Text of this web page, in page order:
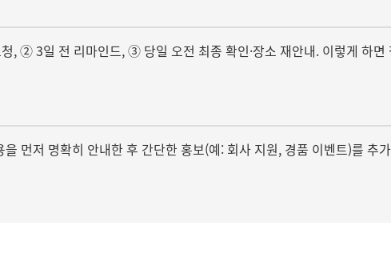
② 3일 전 리마인드, ③ 당일 오전 최종 확인·장소 재안내. 이렇게 하면
먼저 명확히 안내한 후 간단한 홍보(예: 회사 지원, 경품 이벤트)를 추